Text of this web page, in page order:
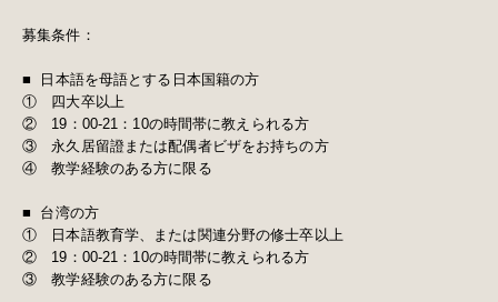
募集条件：
■ 日本語を母語とする日本国籍の方
① 四大卒以上
② 19：00-21：10の時間帯に教えられる方
③ 永久居留證または配偶者ビザをお持ちの方
④ 教学経験のある方に限る
■ 台湾の方
① 日本語教育学、または関連分野の修士卒以上
② 19：00-21：10の時間帯に教えられる方
③ 教学経験のある方に限る